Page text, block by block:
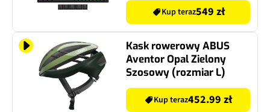
Kup teraz549 zł
Kask rowerowy ABUS
Aventor Opal Zielony
Szosowy (rozmiar L)
Kup teraz452.99 zł